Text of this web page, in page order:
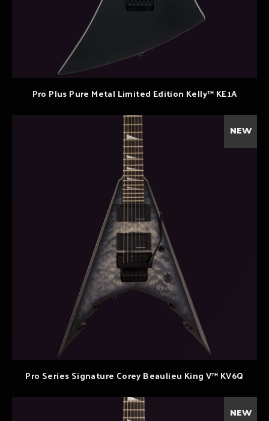
Pro Plus Pure Metal Limited Edition Kelly™ KE1A
NEW
Pro Series Signature Corey Beaulieu King V™ KV6Q
NEW